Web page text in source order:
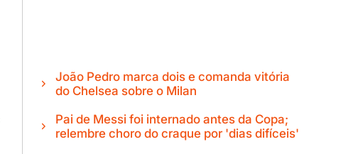
João Pedro marca dois e comanda vitória
do Chelsea sobre o Milan
Pai de Messi foi internado antes da Copa;
relembre choro do craque por 'dias difíceis'